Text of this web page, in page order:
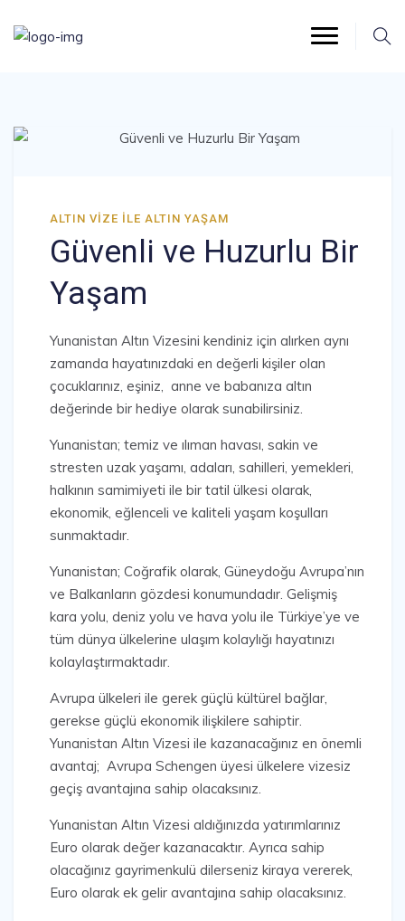
ALTIN VIZE ILE ALTIN YAŞAM
Güvenli ve Huzurlu Bir
Yaşam
Yunanistan Altın Vizesini kendiniz için alırken aynı
zamanda hayatınızdaki en değerli kişiler olan
çocuklarınız, eşiniz, anne ve babanıza altın
değerinde bir hediye olarak sunabilirsiniz.
Yunanistan; temiz ve ılıman havası, sakin ve
stresten uzak yaşamı, adaları, sahilleri, yemekleri,
halkının samimiyeti ile bir tatil ülkesi olarak,
ekonomik, eğlenceli ve kaliteli yaşam koşulları
sunmaktadır.
Yunanistan; Coğrafik olarak, Güneydoğu Avrupa’nın
ve Balkanların gözdesi konumundadır. Gelişmiş
kara yolu, deniz yolu ve hava yolu ile Türkiye’ye ve
tüm dünya ülkelerine ulaşım kolaylığı hayatınızı
kolaylaştırmaktadır.
Avrupa ülkeleri ile gerek güçlü kültürel bağlar,
gerekse güçlü ekonomik ilişkilere sahiptir.
Yunanistan Altın Vizesi ile kazanacağınız en önemli
avantaj; Avrupa Schengen üyesi ülkelere vizesiz
geçiş avantajına sahip olacaksınız.
Yunanistan Altın Vizesi aldığınızda yatırımlarınız
Euro olarak değer kazanacaktır. Ayrıca sahip
olacağınız gayrimenkulü dilerseniz kiraya vererek,
Euro olarak ek gelir avantajına sahip olacaksınız.